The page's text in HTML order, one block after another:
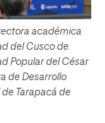
académica
del Cusco de
Popular del César
de Desarrollo
Tarapacá de